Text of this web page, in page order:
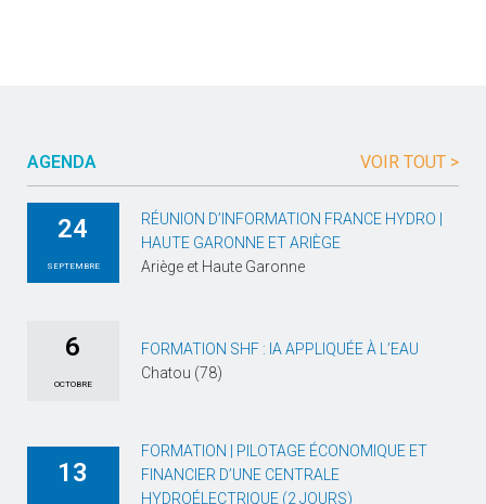
AGENDA VOIR TOUT >
24
SEPTEMBRE
RÉUNION D’INFORMATION FRANCE HYDRO |
HAUTE GARONNE ET ARIÈGE
Ariège et Haute Garonne
6
OCTOBRE
FORMATION SHF : IA APPLIQUÉE À L’EAU
Chatou (78)
13
FORMATION | PILOTAGE ÉCONOMIQUE ET
FINANCIER D’UNE CENTRALE
HYDROÉLECTRIQUE (2 JOURS)